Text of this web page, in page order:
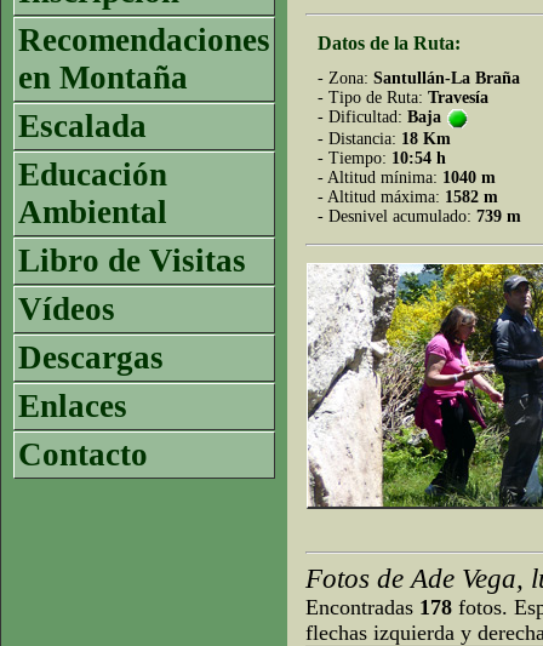
Recomendaciones
en Montaña
Escalada
Educación
Ambiental
Libro de Visitas
Vídeos
Descargas
Enlaces
Contacto
Datos de la Ruta:
- Zona: Santullán-La Braña
- Tipo de Ruta: Travesía
- Dificultad: Baja
- Distancia: 18 Km
- Tiempo: 10:54 h
- Altitud mínima: 1040 m
- Altitud máxima: 1582 m
- Desnivel acumulado: 739 m
Fotos de Ade Vega,
Encontradas 178 fotos.
flechas izquierda y